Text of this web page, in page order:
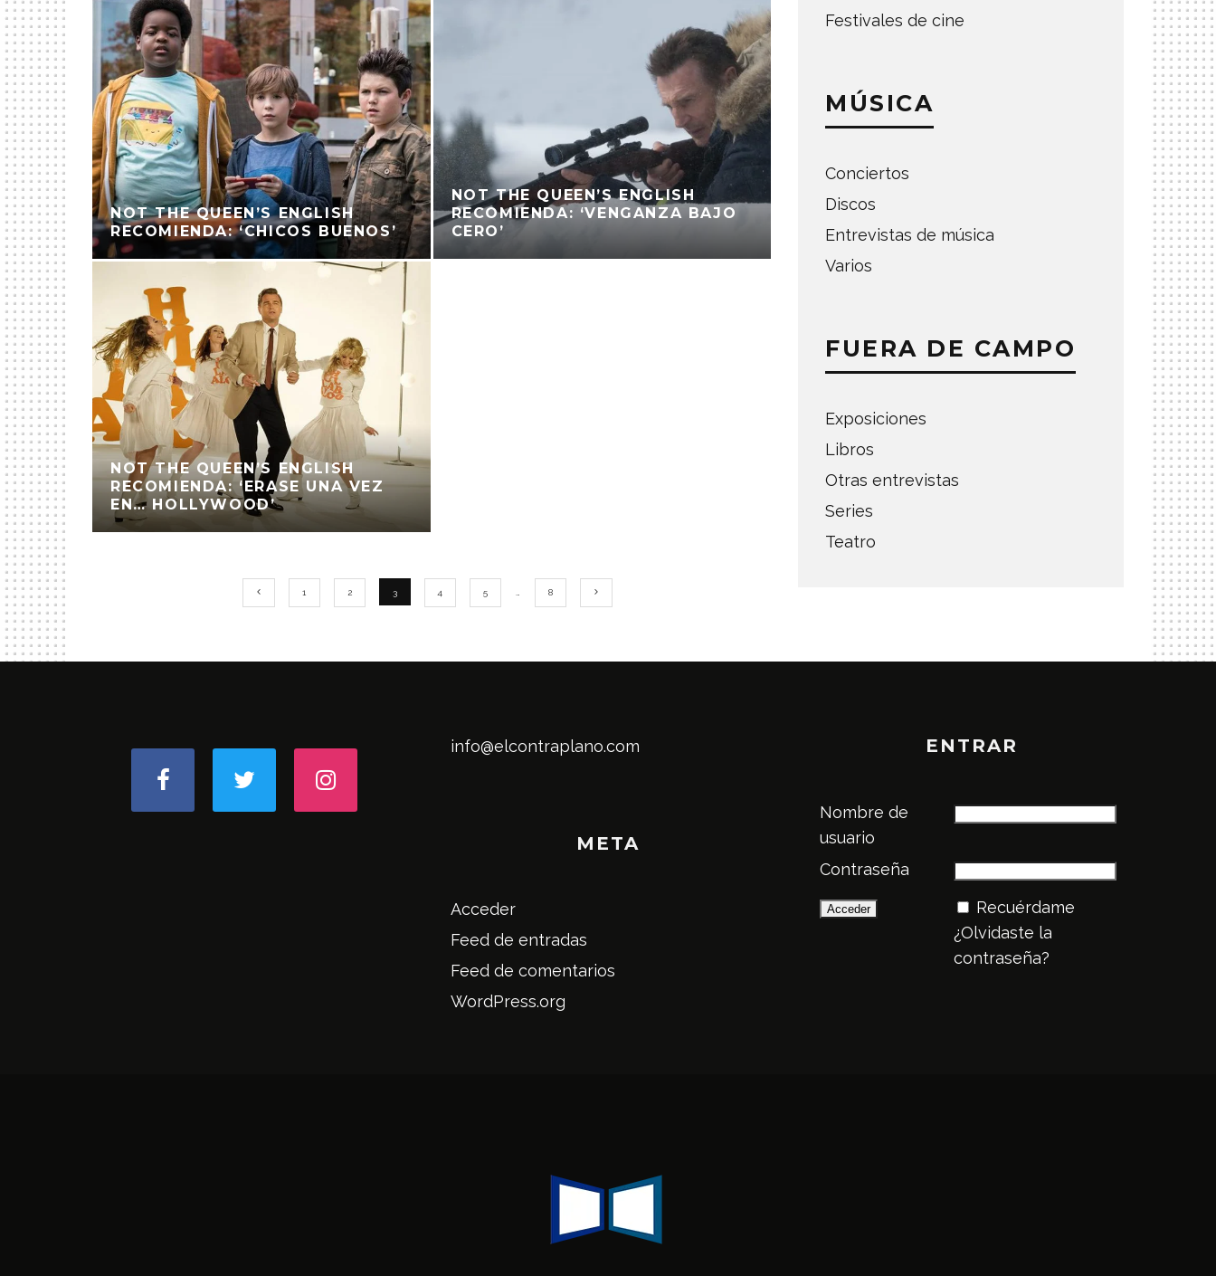
NOT THE QUEEN’S ENGLISH
RECOMIENDA: ‘CHICOS BUENOS’
NOT THE QUEEN’S ENGLISH
RECOMIENDA: ‘VENGANZA BAJO
CERO’
NOT THE QUEEN’S ENGLISH
RECOMIENDA: ‘ERASE UNA VEZ
EN… HOLLYWOOD’
1 2 3 4 5 8
Festivales de cine
MÚSICA
Conciertos
Discos
Entrevistas de música
Varios
FUERA DE CAMPO
Exposiciones
Libros
Otras entrevistas
Series
Teatro
info@elcontraplano.com
META
Acceder
Feed de entradas
Feed de comentarios
WordPress.org
ENTRAR
Nombre de
usuario
Contraseña
Recuérdame
¿Olvidaste la
contraseña?